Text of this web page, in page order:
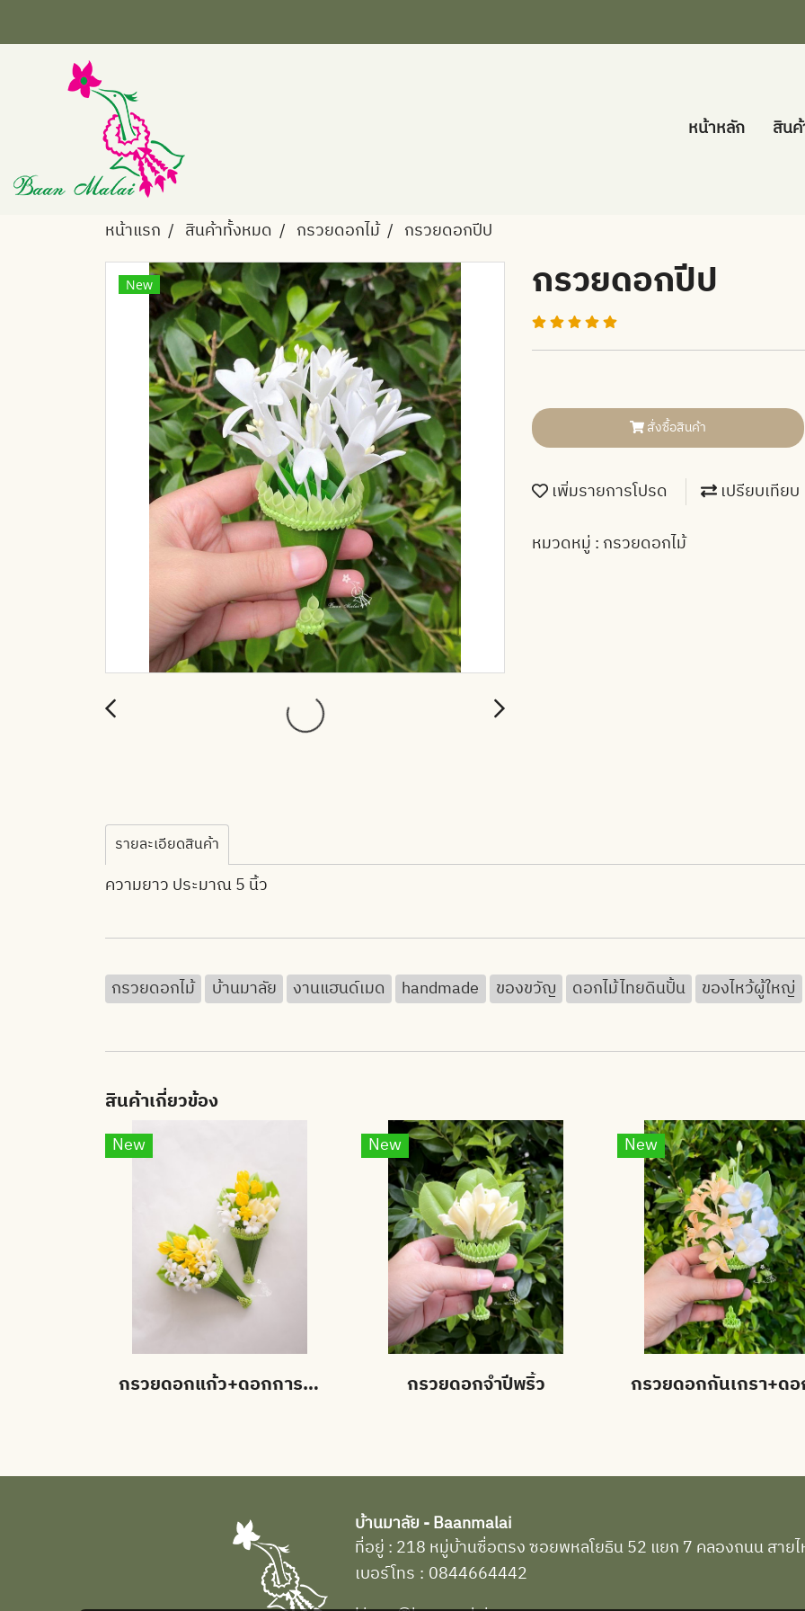
หน้าหลัก สิน
หน้าแรก สินค้าทั้งหมด กรวยดอกไม้ กรวยดอกปีป
New กรวยดอกปีป
สั่งซื้อสินค้า
เพิ่มรายการโปรด
เปรียบเทียบ
หมวดหมู่ : กรวยดอกไม้
รายละเอียดสินค้า
ความยาว ประมาณ 5 นิ้ว
กรวยดอกไม้ บ้านมาลัย งานแฮนด์เมด handmade ของขวัญ ดอกไม้ไทยดินปั้น ของไหว้ผู้ใหญ่
สินค้าเกี่ยวข้อง
New
กรวยดอกแก้ว+ดอกการเวก+ดอกจำปี
New
กรวยดอกจำปีพริ้ว
New
บ้านมาลัย - Baanmalai
ที่อยู่ : 218 หมู่บ้านซื่อตรง ซอยพหลโยธิน 52 แยก 7 คลองถนน สาย
เบอร์โทร : 0844664442